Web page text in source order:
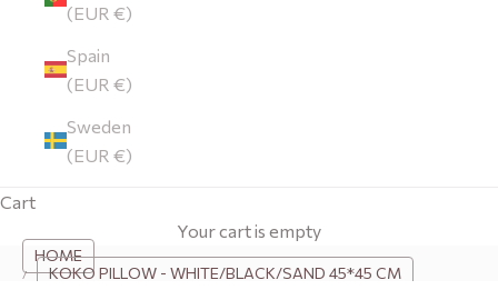
(EUR €)
Spain
(EUR €)
Sweden
(EUR €)
Cart
Your cart is empty
HOME
KOKO PILLOW - WHITE/BLACK/SAND 45*45 CM